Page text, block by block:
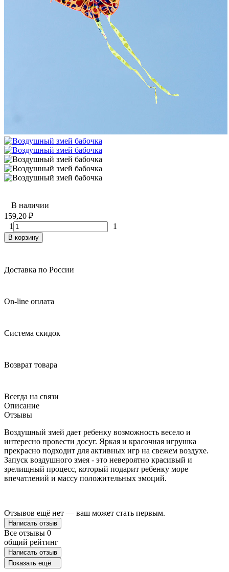
В наличии
159,20 ₽
1
1
В корзину
Доставка по России
On-line оплата
Система скидок
Возврат товара
Всегда на связи
Описание
Отзывы
Воздушный змей дает ребенку возможность весело и
интересно провести досуг. Яркая и красочная игрушка
прекрасно подходит для активных игр на свежем воздухе.
Запуск воздушного змея - это невероятно красивый и
зрелищный процесс, который подарит ребенку море
впечатлений и массу положительных эмоций.
Отзывов ещё нет — ваш может стать первым.
Написать отзыв
Все отзывы 0
общий рейтинг
Написать отзыв
Показать ещё